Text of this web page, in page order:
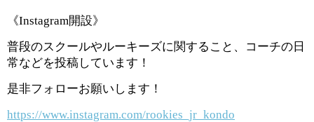
《Instagram開設》
普段のスクールやルーキーズに関すること、コーチの日
常などを投稿しています！
是非フォローお願いします！
https://www.instagram.com/rookies_jr_kondo